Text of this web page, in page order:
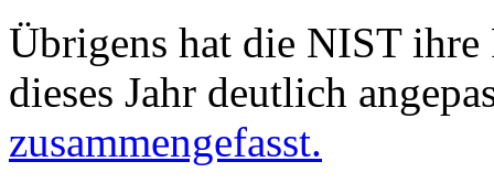
Übrigens hat die NIST ihre
dieses Jahr deutlich
zusammengefasst.